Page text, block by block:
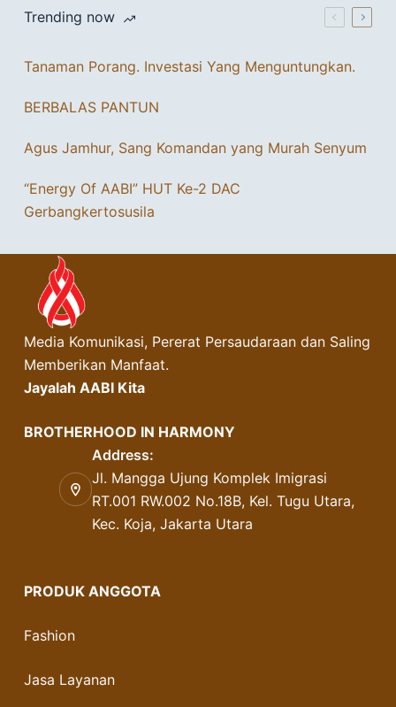
Trending now
Tanaman Porang. Investasi Yang Menguntungkan.
BERBALAS PANTUN
Agus Jamhur, Sang Komandan yang Murah Senyum
“Energy Of AABI” HUT Ke-2 DAC
Gerbangkertosusila
Media Komunikasi, Pererat Persaudaraan dan Saling
Memberikan Manfaat.
Jayalah AABI Kita
BROTHERHOOD IN HARMONY
Address:
Jl. Mangga Ujung Komplek Imigrasi
RT.001 RW.002 No.18B, Kel. Tugu Utara,
Kec. Koja, Jakarta Utara
PRODUK ANGGOTA
Fashion
Jasa Layanan